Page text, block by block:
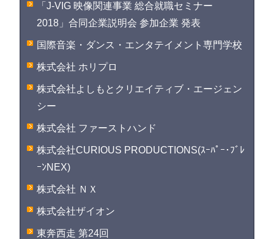
「J-VIG 映像関連事業 総合就職セミナー
2018」合同企業説明会 参加企業 発表
国際音楽・ダンス・エンタテイメント専門学校
株式会社 ホリプロ
株式会社よしもとクリエイティブ・エージェン
シー
株式会社 ファーストハンド
株式会社CURIOUS PRODUCTIONS(ｽｰﾊﾟｰ･ﾌﾞﾚ
ｰﾝNEX)
株式会社 ＮＸ
株式会社ザイオン
東奔西走 第24回